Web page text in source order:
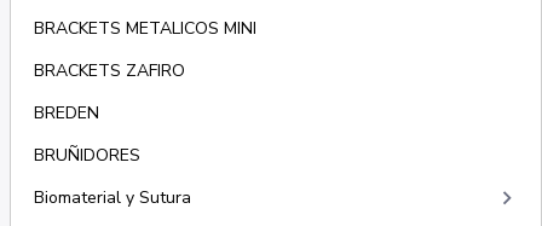
BRACKETS METALICOS MINI
BRACKETS ZAFIRO
BREDEN
BRUÑIDORES
Biomaterial y Sutura
keyboard_arrow_right